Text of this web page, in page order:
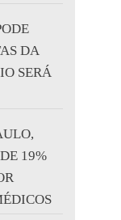
DA
SERÁ
19%